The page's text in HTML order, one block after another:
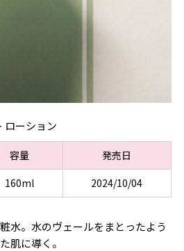
ローション
容量
発売日
160ml 2024/10/04
水。水のヴェールをまとったよう
肌に導く。